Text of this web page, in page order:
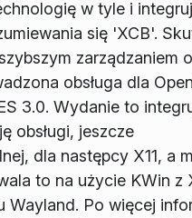
w tyle i
się 'XCB'.
zarządzaniem
obsługa dla
3.0. Wydanie to
obsługi, jeszcze
dla następcy X11, a
to na użycie KWin z
Wayland. Po więcej